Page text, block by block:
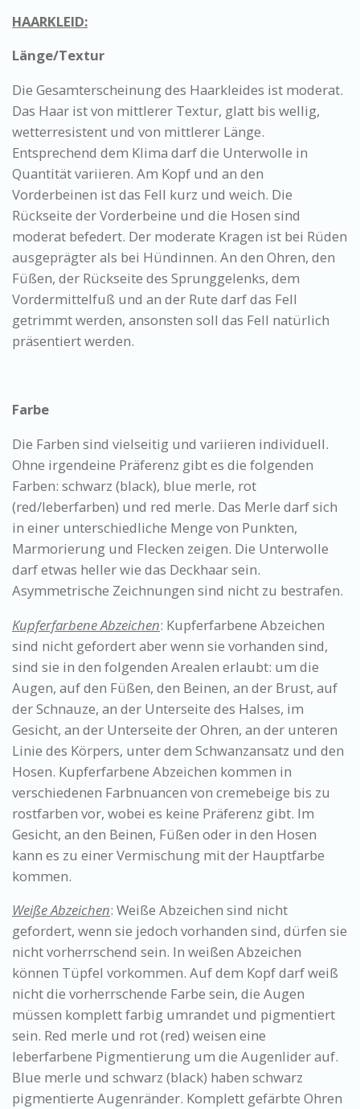
HAARKLEID:
Länge/Textur
Die Gesamterscheinung des Haarkleides ist moderat.
Das Haar ist von mittlerer Textur, glatt bis wellig,
wetterresistent und von mittlerer Länge.
Entsprechend dem Klima darf die Unterwolle in
Quantität variieren. Am Kopf und an den
Vorderbeinen ist das Fell kurz und weich. Die
Rückseite der Vorderbeine und die Hosen sind
moderat befedert. Der moderate Kragen ist bei Rüden
ausgeprägter als bei Hündinnen. An den Ohren, den
Füßen, der Rückseite des Sprunggelenks, dem
Vordermittelfuß und an der Rute darf das Fell
getrimmt werden, ansonsten soll das Fell natürlich
präsentiert werden.
Farbe
Die Farben sind vielseitig und variieren individuell.
Ohne irgendeine Präferenz gibt es die folgenden
Farben: schwarz (black), blue merle, rot
(red/leberfarben) und red merle. Das Merle darf sich
in einer unterschiedliche Menge von Punkten,
Marmorierung und Flecken zeigen. Die Unterwolle
darf etwas heller wie das Deckhaar sein.
Asymmetrische Zeichnungen sind nicht zu bestrafen.
Kupferfarbene Abzeichen: Kupferfarbene Abzeichen
sind nicht gefordert aber wenn sie vorhanden sind,
sind sie in den folgenden Arealen erlaubt: um die
Augen, auf den Füßen, den Beinen, an der Brust, auf
der Schnauze, an der Unterseite des Halses, im
Gesicht, an der Unterseite der Ohren, an der unteren
Linie des Körpers, unter dem Schwanzansatz und den
Hosen. Kupferfarbene Abzeichen kommen in
verschiedenen Farbnuancen von cremebeige bis zu
rostfarben vor, wobei es keine Präferenz gibt. Im
Gesicht, an den Beinen, Füßen oder in den Hosen
kann es zu einer Vermischung mit der Hauptfarbe
kommen.
Weiße Abzeichen: Weiße Abzeichen sind nicht
gefordert, wenn sie jedoch vorhanden sind, dürfen sie
nicht vorherrschend sein. In weißen Abzeichen
können Tüpfel vorkommen. Auf dem Kopf darf weiß
nicht die vorherrschende Farbe sein, die Augen
müssen komplett farbig umrandet und pigmentiert
sein. Red merle und rot (red) weisen eine
leberfarbene Pigmentierung um die Augenlider auf.
Blue merle und schwarz (black) haben schwarz
pigmentierte Augenränder. Komplett gefärbte Ohren